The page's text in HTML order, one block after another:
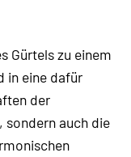
Gürtels zu einem
in eine dafür
der
sondern auch die